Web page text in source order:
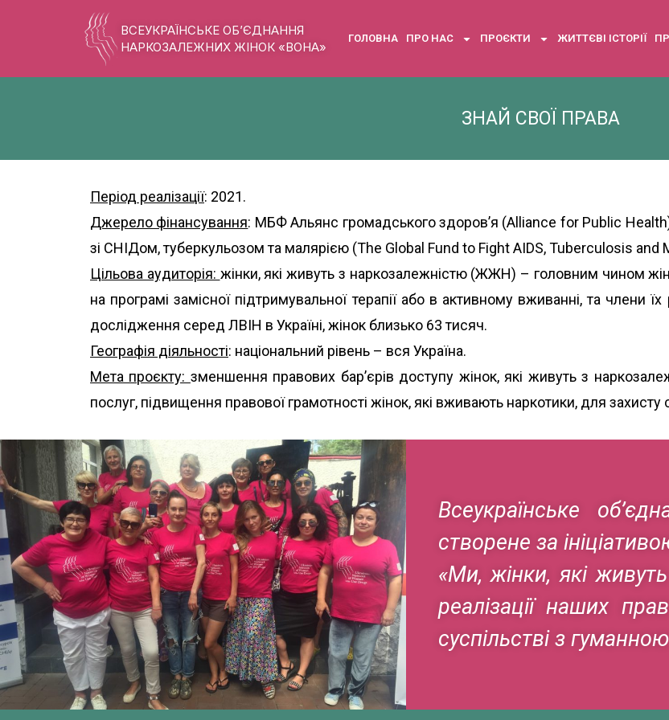
ВСЕУКРАЇНСЬКЕ ОБ’ЄДНАННЯ
НАРКОЗАЛЕЖНИХ ЖІНОК «ВОНА»
ГОЛОВНА ПРО НАС ПРОЄКТИ ЖИТТЄВІ ІСТОРІЇ
ЗНАЙ СВОЇ ПРАВА
Період реалізації: 2021.
Джерело фінансування: МБФ Альянс громадського здоров’я (Alliance for Public
зі СНІДом, туберкульозом та малярією (The Global Fund to Fight AIDS, Tuberculosis and
Цільова аудиторія: жінки, які живуть з наркозалежністю (ЖЖН) – головним чином
на програмі замісної підтримувальної терапії або в активному вживанні, та члени
дослідження серед ЛВІН в Україні, жінок близько 63 тисяч.
Географія діяльності: національний рівень – вся Україна.
Мета проєкту: зменшення правових бар’єрів доступу жінок, які живуть з
послуг, підвищення правової грамотності жінок, які вживають наркотики, для захисту
Всеукраїнське
створене за
«Ми, жінки, які
реалізації наших
суспільстві з